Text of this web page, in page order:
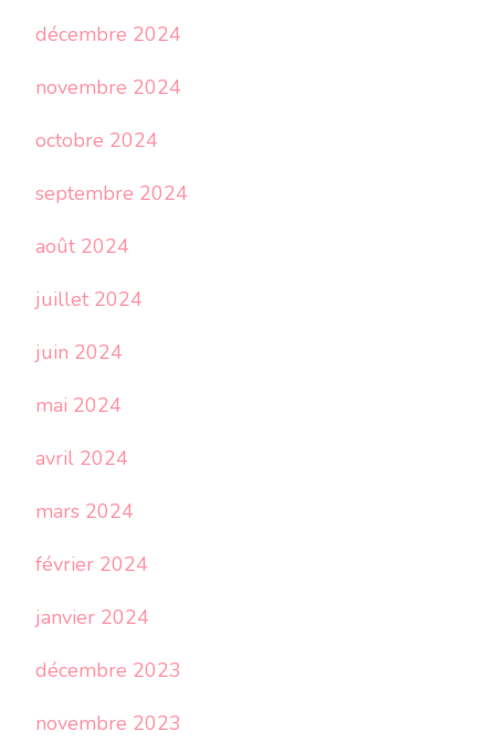
décembre 2024
novembre 2024
octobre 2024
septembre 2024
août 2024
juillet 2024
juin 2024
mai 2024
avril 2024
mars 2024
février 2024
janvier 2024
décembre 2023
novembre 2023